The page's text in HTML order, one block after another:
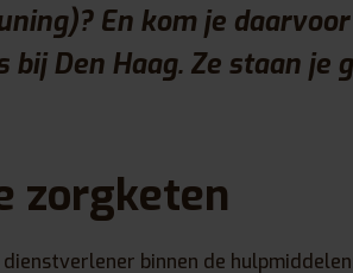
En kom je
Den Haag. Ze staan je
zorgketen
binnen de